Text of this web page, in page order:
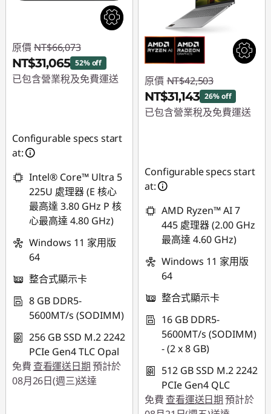
原價 NT$66,073
NT$31,065 52% off
已包含營業稅及免費運送
Configurable specs start
at:
Intel® Core™ Ultra 5
225U 處理器 (E 核心
最高達 3.80 GHz P 核
心最高達 4.80 GHz)
Windows 11 家用版
64
整合式顯示卡
8 GB DDR5-
5600MT/s (SODIMM)
256 GB SSD M.2 2242
PCIe Gen4 TLC Opal
免費 查看運送日期預計於
08月26日(週三)送達
原價 NT$42,503
NT$31,143 26% off
已包含營業稅及免費運送
Configurable specs start
at:
AMD Ryzen™ AI 7
445 處理器 (2.00 GHz
最高達 4.60 GHz)
Windows 11 家用版
64
整合式顯示卡
16 GB DDR5-
5600MT/s (SODIMM)
- (2 x 8 GB)
512 GB SSD M.2 2242
PCIe Gen4 QLC
免費 查看運送日期預計於